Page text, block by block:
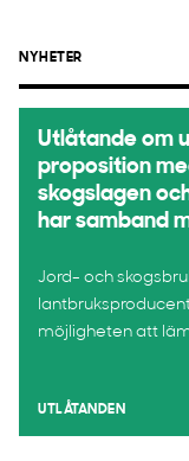
NYHETER
Utlåtande om
proposition
skogslagen
har samband
Jord- och
möjligheten att
UTLÅTANDEN